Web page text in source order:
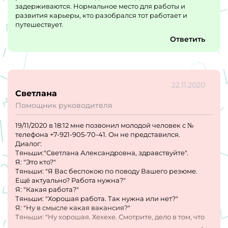
задерживаются. Нормальное место для работы и
развития карьеры, кто разобрался тот работает и
путешествует.
Ответить
22.11.2020
Светлана
Помощник руководителя
19/11/2020 в 18:12 мне позвонил молодой человек с №
телефона +7-921-905-70-41. Он не представился.
Диалог:
Тяньши:"Светлана Александровна, здравствуйте".
Я: "Это кто?"
Тяньши: "Я Вас беспокою по поводу Вашего резюме.
Ещё актуально? Работа нужна?"
Я: "Какая работа?"
Тяньши: "Хорошая работа. Так нужна или нет?"
Я: "Ну в смысле какая вакансия?"
Тяньши: "Ну хорошая. Хехехе. Смотрите, дело в том, что